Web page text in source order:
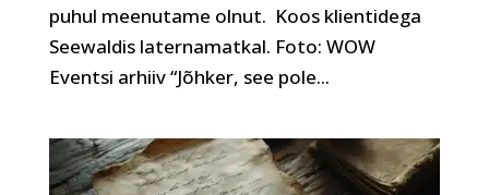
puhul meenutame olnut. Koos klientidega
Seewaldis laternamatkal. Foto: WOW
Eventsi arhiiv “Jõhker, see pole...